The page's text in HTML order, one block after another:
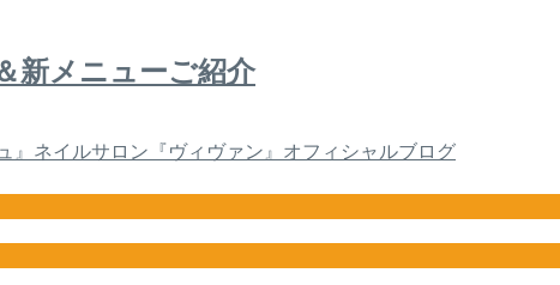
新メニューご紹介
』ネイルサロン『ヴィヴァン』オフィシャルブログ